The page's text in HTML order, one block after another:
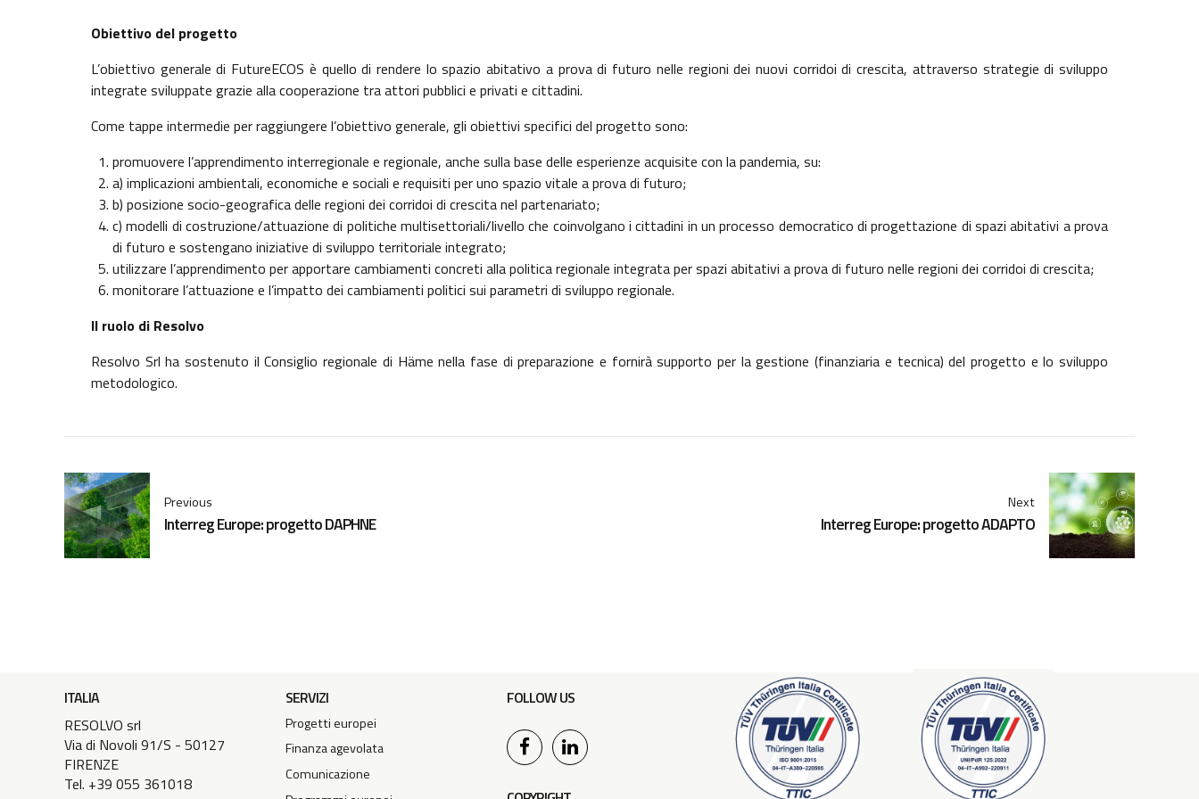
Obiettivo del progetto
L’obiettivo generale di FutureECOS è quello di rendere lo spazio abitativo a prova di futuro nelle regioni dei nuovi corridoi di crescita, attraverso strategie di sviluppo
integrate sviluppate grazie alla cooperazione tra attori pubblici e privati e cittadini.
Come tappe intermedie per raggiungere l’obiettivo generale, gli obiettivi specifici del progetto sono:
promuovere l’apprendimento interregionale e regionale, anche sulla base delle esperienze acquisite con la pandemia, su:
a) implicazioni ambientali, economiche e sociali e requisiti per uno spazio vitale a prova di futuro;
b) posizione socio-geografica delle regioni dei corridoi di crescita nel partenariato;
c) modelli di costruzione/attuazione di politiche multisettoriali/livello che coinvolgano i cittadini in un processo democratico di progettazione di spazi abitativi a prova
di futuro e sostengano iniziative di sviluppo territoriale integrato;
utilizzare l’apprendimento per apportare cambiamenti concreti alla politica regionale integrata per spazi abitativi a prova di futuro nelle regioni dei corridoi di crescita;
monitorare l’attuazione e l’impatto dei cambiamenti politici sui parametri di sviluppo regionale.
Il ruolo di Resolvo
Resolvo Srl ha sostenuto il Consiglio regionale di Häme nella fase di preparazione e fornirà supporto per la gestione (finanziaria e tecnica) del progetto e lo sviluppo
metodologico.
Previous
Interreg Europe: progetto DAPHNE
Next
Interreg Europe: progetto ADAPTO
ITALIA
RESOLVO srl
Via di Novoli 91/S - 50127
FIRENZE
Tel. +39 055 361018
SERVIZI
Progetti europei
Finanza agevolata
Comunicazione
FOLLOW US